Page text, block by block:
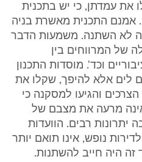
את עמדתן, כי יש בתכנית
אמנם התכנית מאשרת בניה
לא השתנה. משמעות הדבר
של המרווחים בין
וכד'. מוסדות התכנון
אלא להיפך, שקלו את
הצרכים והגיעו למסקנה כי
מרעה את מצבם של
יתרונות רבים. הוועדות
נופש, אינו תואם יותר
זה היה חייב להשתנות.